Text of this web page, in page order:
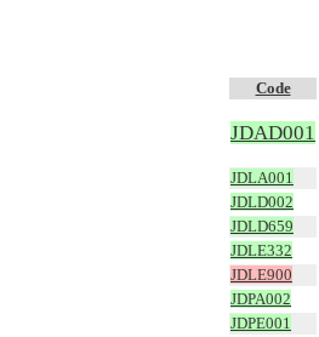
Code
JDAD001
JDLA001
JDLD002
JDLD659
JDLE332
JDLE900
JDPA002
JDPE001